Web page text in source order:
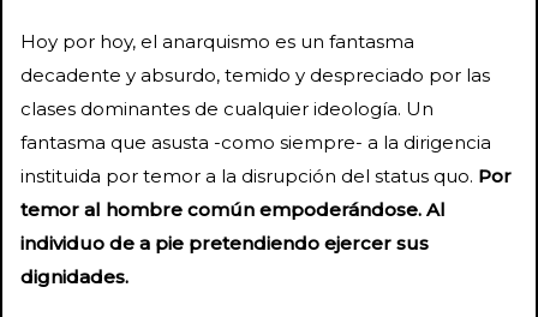
Hoy por hoy, el anarquismo es un fantasma
decadente y absurdo, temido y despreciado por las
clases dominantes de cualquier ideología. Un
fantasma que asusta -como siempre- a la dirigencia
instituida por temor a la disrupción del status quo. Por
temor al hombre común empoderándose. Al
individuo de a pie pretendiendo ejercer sus
dignidades.